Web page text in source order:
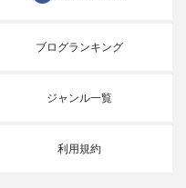
ブログランキング
ジャンル一覧
利用規約